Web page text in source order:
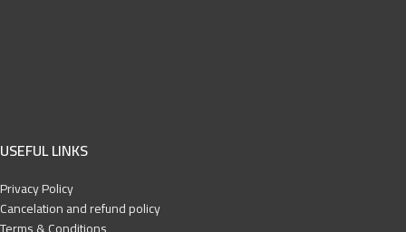
USEFUL LINKS
Privacy Policy
Cancelation and refund policy